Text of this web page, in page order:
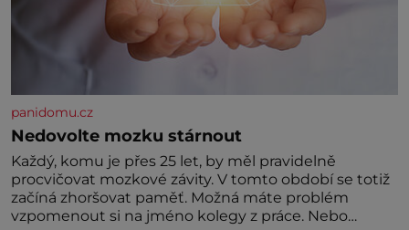
panidomu.cz
Nedovolte mozku stárnout
Každý, komu je přes 25 let, by měl pravidelně
procvičovat mozkové závity. V tomto období se totiž
začíná zhoršovat paměť. Možná máte problém
vzpomenout si na jméno kolegy z práce. Nebo